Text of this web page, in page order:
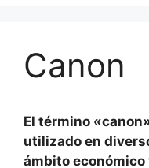
Canon
El término
utilizado en
ámbito económico